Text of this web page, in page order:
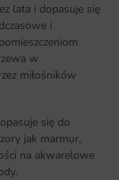
lata i dopasuje się
i
w
miłośników
się do
jak marmur,
na akwarelowe